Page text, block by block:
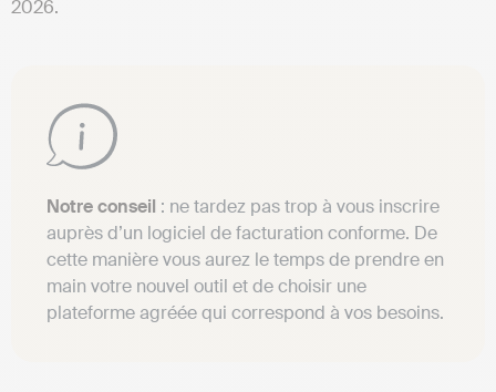
2026.
Notre conseil : ne tardez pas trop à vous inscrire
auprès d’un logiciel de facturation conforme. De
cette manière vous aurez le temps de prendre en
main votre nouvel outil et de choisir une
plateforme agréée qui correspond à vos besoins.